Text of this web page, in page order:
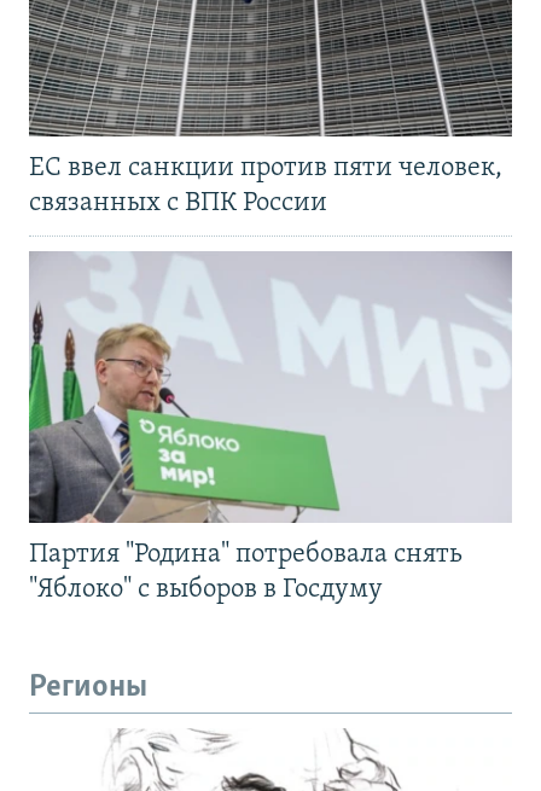
ЕС ввел санкции против пяти человек,
связанных с ВПК России
Партия "Родина" потребовала снять
"Яблоко" с выборов в Госдуму
Регионы